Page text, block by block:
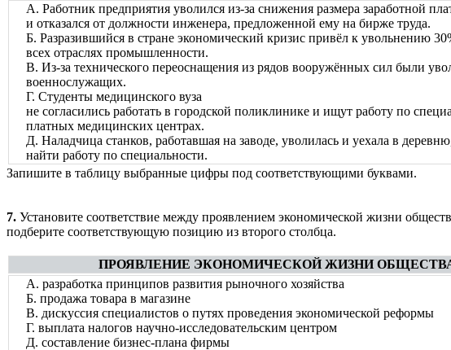
А. Работник предприятия уволился из-за снижения размера заработной
и отказался от должности инженера, предложенной ему на бирже труда.
Б. Разразившийся в стране экономический кризис привёл к увольнению
всех отраслях промышленности.
В. Из-за технического переоснащения из рядов вооружённых сил были
военнослужащих.
Г. Студенты медицинского вуза
не согласились работать в городской поликлинике и ищут работу по
платных медицинских центрах.
Д. Наладчица станков, работавшая на заводе, уволилась и уехала в
найти работу по специальности.
Запишите в таблицу выбранные цифры под соответствующими буквами.
7. Установите соответствие между проявлением экономической жизни
подберите соответствующую позицию из второго столбца.
ПРОЯВЛЕНИЕ ЭКОНОМИЧЕСКОЙ ЖИЗНИ
А. разработка принципов развития рыночного хозяйства
Б. продажа товара в магазине
В. дискуссия специалистов о путях проведения экономической реформы
Г. выплата налогов научно-исследовательским центром
Д. составление бизнес-плана фирмы